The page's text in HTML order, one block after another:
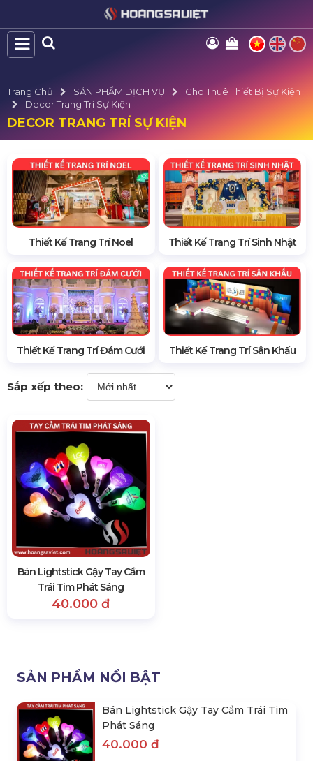
Trang Chủ SẢN PHẨM DỊCH VỤ
Cho Thuê Thiết Bị Sự Kiện
Decor Trang Trí Sự Kiện
DECOR TRANG TRÍ SỰ KIỆN
Thiết Kế Trang Trí Noel Thiết Kế Trang Trí Sinh Nhật
Thiết Kế Trang Trí Đám Cưới Thiết Kế Trang Trí Sân Khấu
Sắp xếp theo:
Bán Lightstick Gậy Tay Cầm
Trái Tim Phát Sáng
40.000 đ
SẢN PHẨM NỔI BẬT
Bán Lightstick Gậy Tay Cầm Trái Tim
Phát Sáng
40.000 đ